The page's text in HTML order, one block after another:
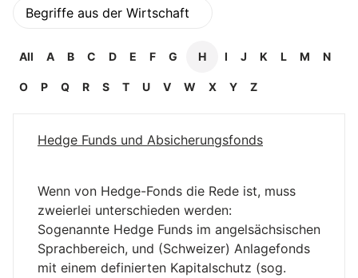
All A B C D E F G H I J K L M N
O P Q R S T U V W X Y Z
Hedge Funds und Absicherungsfonds
Wenn von Hedge-Fonds die Rede ist, muss
zweierlei unterschieden werden:
Sogenannte Hedge Funds im angelsächsischen
Sprachbereich, und (Schweizer) Anlagefonds
mit einem definierten Kapitalschutz (sog.